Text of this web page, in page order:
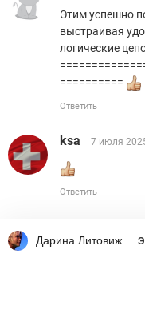
Этим успешно
выстраивая
логические
==========
Ответить
ksa 7 июля
Ответить
Дарина Литовиж